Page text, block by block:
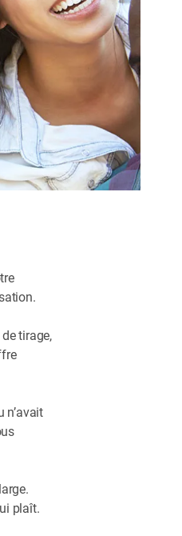
tirage,
n’avait
plaît.